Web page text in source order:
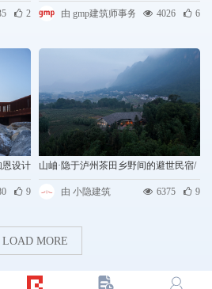
2 由 gmp建筑师事务所 4026 6
恩设计
9
山岫·隐于泸州茶田乡野间的避世民宿/
小隐建筑
由 小隐建筑 6375 9
LOAD MORE